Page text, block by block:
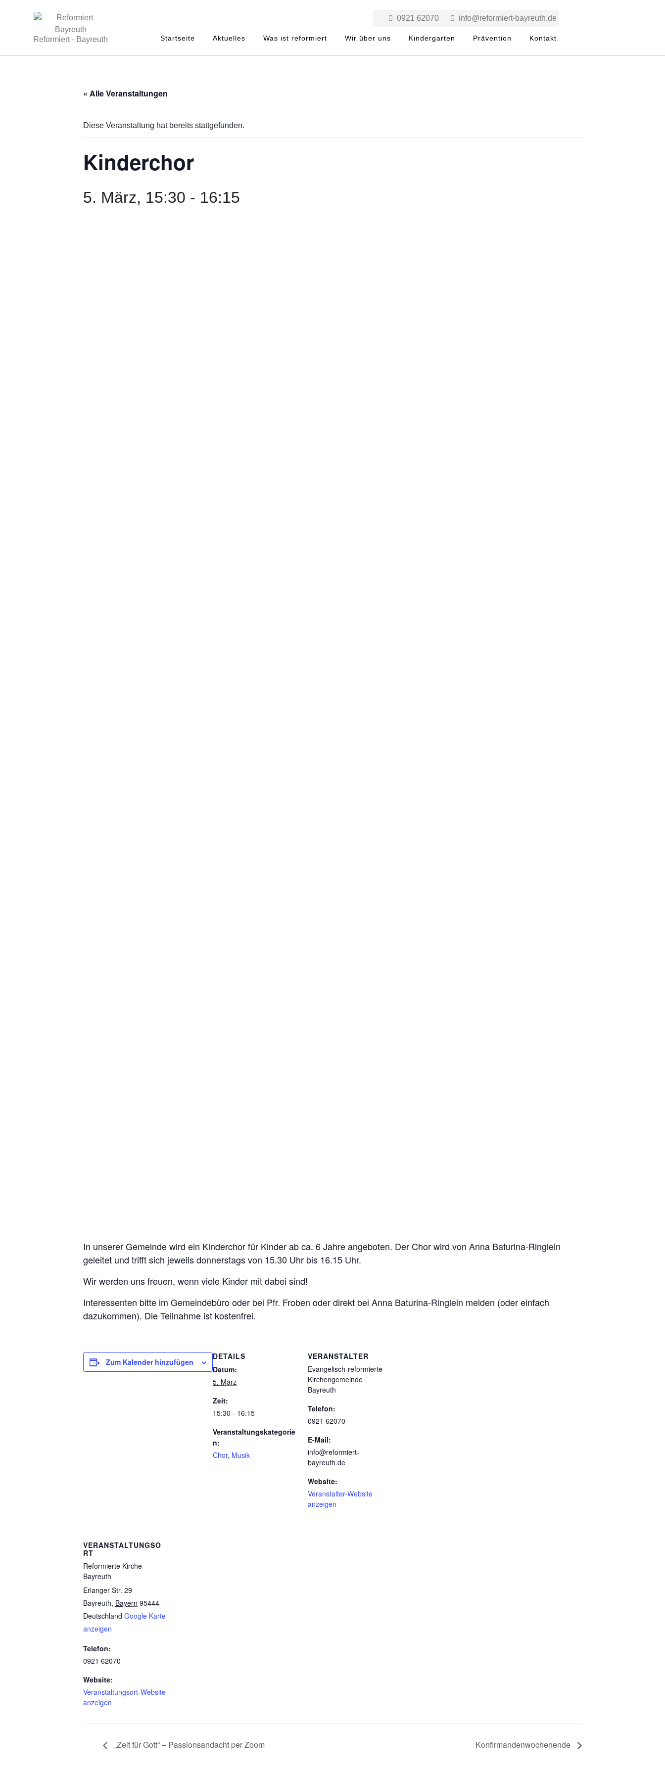
Reformiert - Bayreuth
0921 62070 info@reformiert-bayreuth.de
Startseite Aktuelles Was ist reformiert Wir über uns Kindergarten Prävention Kontakt
« Alle Veranstaltungen
Diese Veranstaltung hat bereits stattgefunden.
Kinderchor
5. März, 15:30 - 16:15
In unserer Gemeinde wird ein Kinderchor für Kinder ab ca. 6 Jahre angeboten. Der Chor wird von Anna Baturina-Ringlein
geleitet und trifft sich jeweils donnerstags von 15.30 Uhr bis 16.15 Uhr.
Wir werden uns freuen, wenn viele Kinder mit dabei sind!
Interessenten bitte im Gemeindebüro oder bei Pfr. Froben oder direkt bei Anna Baturina-Ringlein melden (oder einfach
dazukommen). Die Teilnahme ist kostenfrei.
Zum Kalender hinzufügen
DETAILS
Datum:
5. März
Zeit:
15:30 - 16:15
Veranstaltungskategorie
n:
Chor, Musik
VERANSTALTER
Evangelisch-reformierte
Kirchengemeinde
Bayreuth
Telefon:
0921 62070
E-Mail:
info@reformiert-
bayreuth.de
Website:
Veranstalter-Website
anzeigen
VERANSTALTUNGSO
RT
Reformierte Kirche
Bayreuth
Erlanger Str. 29
Bayreuth, Bayern 95444
Deutschland Google Karte
anzeigen
Telefon:
0921 62070
Website:
Veranstaltungsort-Website
anzeigen
„Zeit für Gott“ – Passionsandacht per Zoom Konfirmandenwochenende